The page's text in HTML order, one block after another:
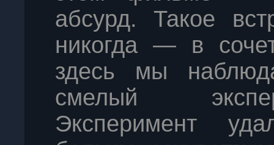
абсурд. Такое
никогда — в
здесь мы
смелый
Эксперимент